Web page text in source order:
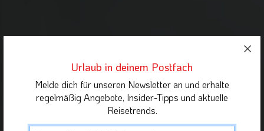
Urlaub in deinem Postfach
Melde dich für unseren Newsletter an und erhalte
regelmäßig Angebote, Insider-Tipps und aktuelle
Reisetrends.